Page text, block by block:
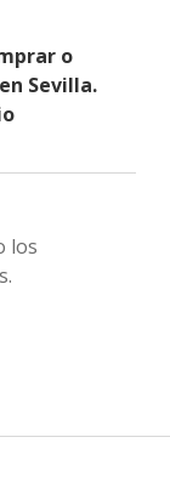
o
Sevilla.
los